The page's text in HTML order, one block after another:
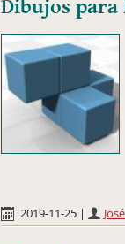
Dibujos
2019-11-25 |